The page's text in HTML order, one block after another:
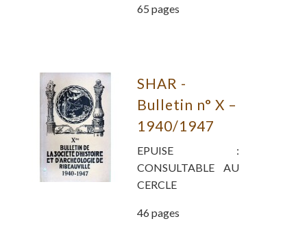
65 pages
SHAR -
Bulletin n° X –
1940/1947
EPUISE :
CONSULTABLE AU
CERCLE
46 pages